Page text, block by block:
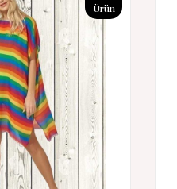
Ürün